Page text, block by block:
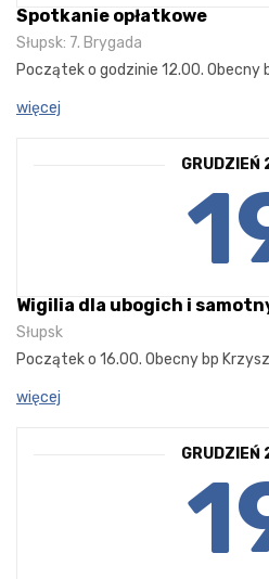
Spotkanie opłatkowe
Słupsk: 7. Brygada
Początek o godzinie 12.00. Obecny
więcej
GRUDZIEŃ
Wigilia dla ubogich i
Słupsk
Początek o 16.00. Obecny bp
więcej
GRUDZIEŃ